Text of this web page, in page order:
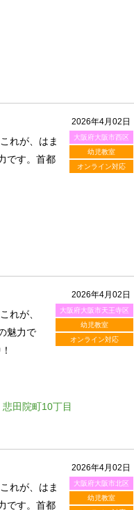
2026年4月02日
大阪府大阪市西区
幼児教室
オンライン対応
れが、はま
です。首都
2026年4月02日
大阪府大阪市天王寺区
幼児教室
オンライン対応
れが、
魅力で
田院町10丁目
2026年4月02日
大阪府大阪市北区
幼児教室
れが、はま
です。首都